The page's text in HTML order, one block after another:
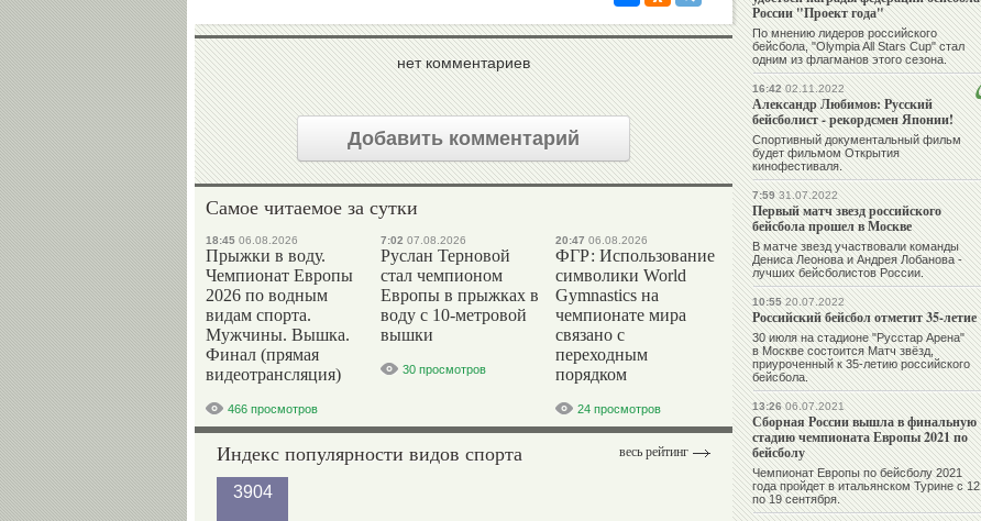
нет комментариев
Добавить комментарий
Самое читаемое за сутки
18:45 06.08.2026
Прыжки в воду.
Чемпионат Европы
2026 по водным
видам спорта.
Мужчины. Вышка.
Финал (прямая
видеотрансляция)
466 просмотров
7:02 07.08.2026
Руслан Терновой
стал чемпионом
Европы в прыжках в
воду с 10-метровой
вышки
30 просмотров
20:47 06.08.2026
ФГР: Использование
символики World
Gymnastics на
чемпионате мира
связано с
переходным
порядком
24 просмотров
весь рейтинг
Индекс популярности видов спорта
3904
России "Проект года"
По мнению лидеров российского
бейсбола, "Olympia All Stars Cup" стал
одним из флагманов этого сезона.
16:4202.11.2022
Александр Любимов: Русский
бейсболист - рекордсмен Японии!
Спортивный документальный фильм
будет фильмом Открытия
кинофестиваля.
7:5931.07.2022
Первый матч звезд российского
бейсбола прошел в Москве
В матче звезд участвовали команды
Дениса Леонова и Андрея Лобанова -
лучших бейсболистов России.
10:5520.07.2022
Российский бейсбол отметит 35-летие
30 июля на стадионе "Русстар Арена"
в Москве состоится Матч звёзд,
приуроченный к 35-летию российского
бейсбола.
13:2606.07.2021
Сборная России вышла в финальную
стадию чемпионата Европы 2021 по
бейсболу
Чемпионат Европы по бейсболу 2021
года пройдет в итальянском Турине с 12
по 19 сентября.